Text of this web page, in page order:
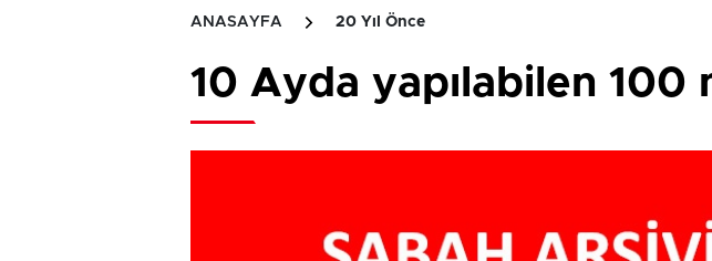
ANASAYFA 20 Yıl Önce
10 Ayda yapılabilen 100